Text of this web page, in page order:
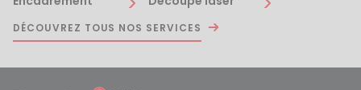
DÉCOUVREZ TOUS NOS SERVICES